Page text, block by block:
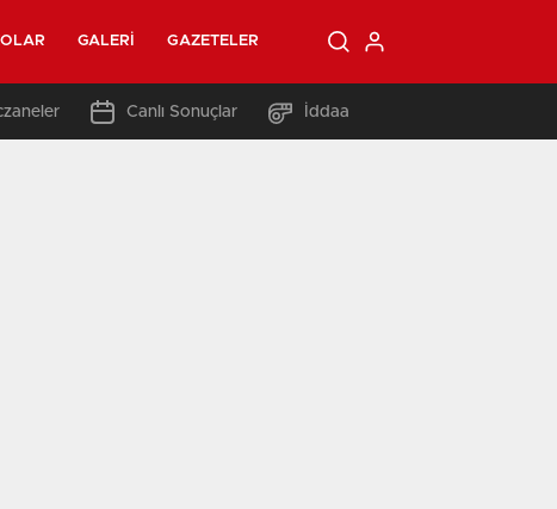
GALERI GAZETELER
Canlı Sonuçlar İddaa